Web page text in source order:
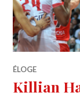
ÉLOGE
Killian